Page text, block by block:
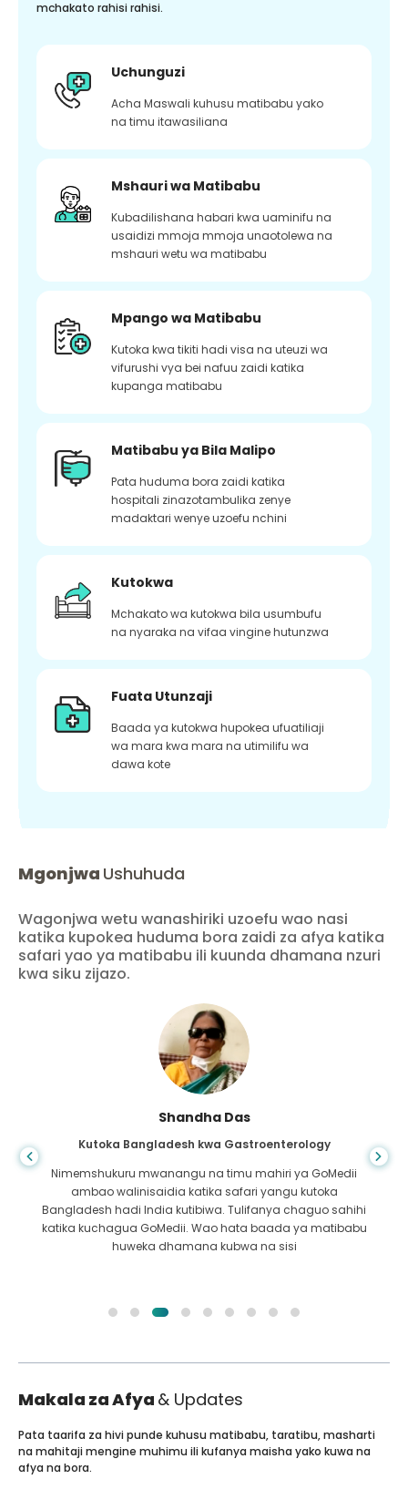
mchakato rahisi rahisi.
Uchunguzi
Acha Maswali kuhusu matibabu yako
na timu itawasiliana
Mshauri wa Matibabu
Kubadilishana habari kwa uaminifu na
usaidizi mmoja mmoja unaotolewa na
mshauri wetu wa matibabu
Mpango wa Matibabu
Kutoka kwa tikiti hadi visa na uteuzi wa
vifurushi vya bei nafuu zaidi katika
kupanga matibabu
Matibabu ya Bila Malipo
Pata huduma bora zaidi katika
hospitali zinazotambulika zenye
madaktari wenye uzoefu nchini
Kutokwa
Mchakato wa kutokwa bila usumbufu
na nyaraka na vifaa vingine hutunzwa
Fuata Utunzaji
Baada ya kutokwa hupokea ufuatiliaji
wa mara kwa mara na utimilifu wa
dawa kote
Mgonjwa Ushuhuda
Wagonjwa wetu wanashiriki uzoefu wao nasi
katika kupokea huduma bora zaidi za afya katika
safari yao ya matibabu ili kuunda dhamana nzuri
kwa siku zijazo.
Shandha Das
Kutoka Bangladesh kwa Gastroenterology
Nimemshukuru mwanangu na timu mahiri ya GoMedii
ambao walinisaidia katika safari yangu kutoka
Bangladesh hadi India kutibiwa. Tulifanya chaguo sahihi
katika kuchagua GoMedii. Wao hata baada ya matibabu
huweka dhamana kubwa na sisi
Makala za Afya & Updates
Pata taarifa za hivi punde kuhusu matibabu, taratibu, masharti
na mahitaji mengine muhimu ili kufanya maisha yako kuwa na
afya na bora.